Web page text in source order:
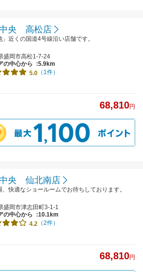
中央 高松店
近くの国道4号線沿い店舗です。
盛岡市高松1-7-24
の中心から
:5.9km
5.0 （1件）
68,810円
央 仙北南店
快適なショールームでお待ちしております。
盛岡市津志田町3-1-1
の中心から
:10.1km
4.2 （2件）
68,810円